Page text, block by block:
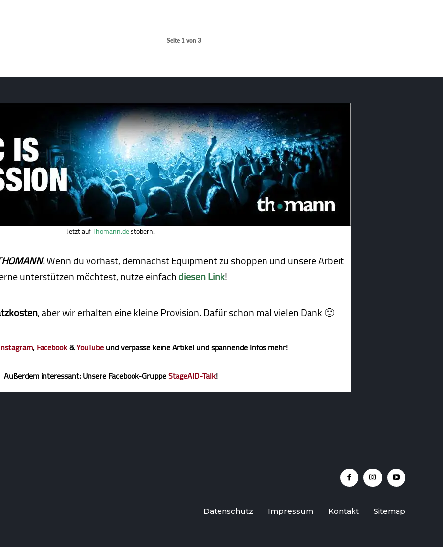
Seite 1 von 3
Jetzt aufThomann.destöbern.
Wenn du vorhast, demnächst Equipment zu shoppen und unsere Arbeit
unterstützen möchtest, nutze einfachdiesen Link!
, aber wir erhalten eine kleine Pro­vi­sion. Dafür schon mal vielen Dank 🙂
,Facebook&YouTubeund verpasse keine Artikel und spannende Infos mehr!
Außerdem interessant: Unsere Facebook-GruppeStageAID-Talk!
Datenschutz Impressum Kontakt Sitemap